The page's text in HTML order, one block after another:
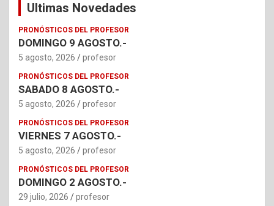
Ultimas Novedades
PRONÓSTICOS DEL PROFESOR
DOMINGO 9 AGOSTO.-
5 agosto, 2026 profesor
PRONÓSTICOS DEL PROFESOR
SABADO 8 AGOSTO.-
5 agosto, 2026 profesor
PRONÓSTICOS DEL PROFESOR
VIERNES 7 AGOSTO.-
5 agosto, 2026 profesor
PRONÓSTICOS DEL PROFESOR
DOMINGO 2 AGOSTO.-
29 julio, 2026 profesor